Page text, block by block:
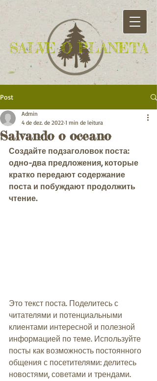
SALVE O PLANETA
Post
Salvando o oceano
Admin
4 de dez. de 2022 1 min de leitura
Создайте подзаголовок поста:
одно-два предложения, которые
кратко передают содержание
поста и побуждают продолжить
чтение.
Это текст поста. Поделитесь с
читателями и потенциальными
клиентами интересной и полезной
информацией по теме. Используйте
посты как возможность постоянного
общения с посетителями: делитесь
новостями, советами и трендами.